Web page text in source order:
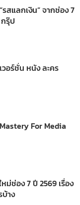
รสแลกเงิน” จากช่อง 7
กรุ๊ป
อร์ชั่น หนัง ละคร
For Media
ม่ช่อง 7 ปี 2569 เรื่อง
าง